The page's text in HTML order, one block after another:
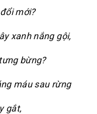
mới?
nắng gội,
bừng?
máu sau rừng
gắt,